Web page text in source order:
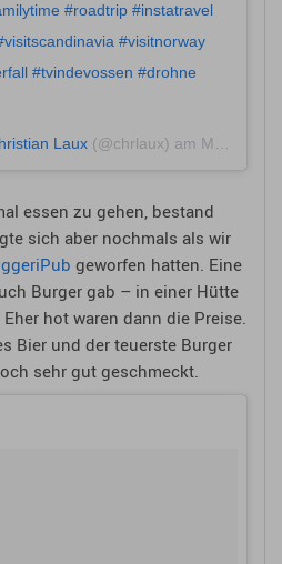
#roadtrip #instatravel
#visitnorway
#tvindevossen #drohne
Laux (@chrlaux) am Mai 28, 2018 um 1:57 PDT
essen zu gehen, bestand
sich aber nochmals als wir
geworfen hatten. Eine
Burger gab – in einer Hütte
hot waren dann die Preise.
Bier und der teuerste Burger
sehr gut geschmeckt.